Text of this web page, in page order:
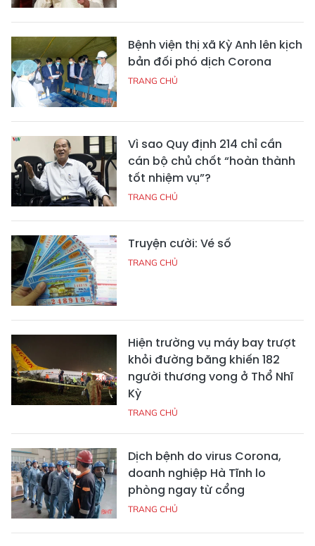
Bệnh viện thị xã Kỳ Anh lên kịch
bản đối phó dịch Corona
TRANG CHỦ
Vì sao Quy định 214 chỉ cần
cán bộ chủ chốt “hoàn thành
tốt nhiệm vụ”?
TRANG CHỦ
Truyện cười: Vé số
TRANG CHỦ
Hiện trường vụ máy bay trượt
khỏi đường băng khiến 182
người thương vong ở Thổ Nhĩ
Kỳ
TRANG CHỦ
Dịch bệnh do virus Corona,
doanh nghiệp Hà Tĩnh lo
phòng ngay từ cổng
TRANG CHỦ